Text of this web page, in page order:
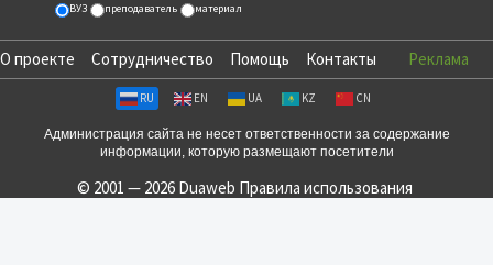
ВУЗ преподаватель материал
О проекте Сотрудничество Помощь Контакты Реклама
RU EN UA KZ CN
Администрация сайта не несет ответственности за содержание
информации, которую размещают посетители
© 2001 — 2026 Duaweb Правила использования